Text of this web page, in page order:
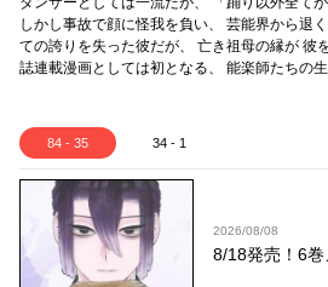
しかし事故で顔に怪我を負い、 芸能界から退
ての誇りを失った彼だが、 亡き祖母の縁が
誌連載漫画としては初となる、 能楽師たちの
84 - 35 34 - 1
2026/08/08
8/18発売！6